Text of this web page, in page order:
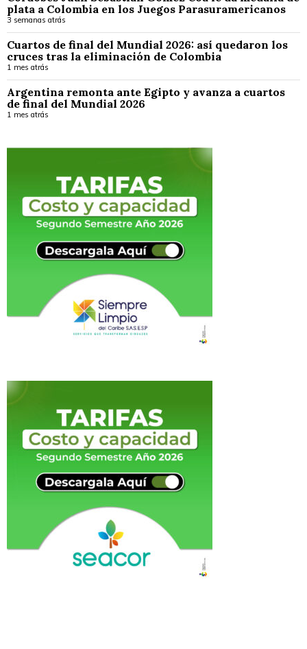
plata a Colombia en los Juegos Parasuramericanos
3 semanas atrás
Cuartos de final del Mundial 2026: así quedaron los
cruces tras la eliminación de Colombia
1 mes atrás
Argentina remonta ante Egipto y avanza a cuartos
de final del Mundial 2026
1 mes atrás